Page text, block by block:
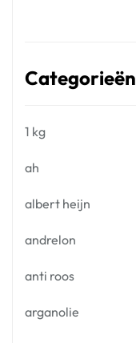
Categorieën
1 kg
ah
albert heijn
andrelon
anti roos
arganolie